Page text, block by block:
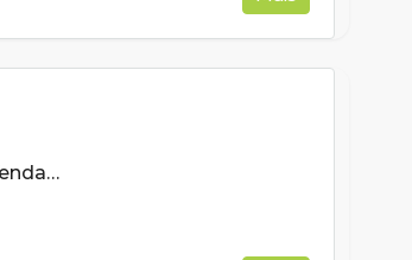
Lote de 258,82m² com Linda Vista a Venda em Cambui MG